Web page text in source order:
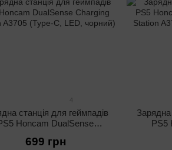
4
станція для геймпадів
Honcam DualSense
LED, чорний)
699 грн
Зарядна
PS5